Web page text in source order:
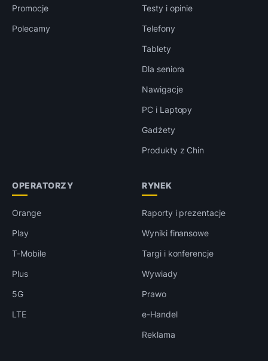
Promocje
Polecamy
Testy i opinie
Telefony
Tablety
Dla seniora
Nawigacje
PC i Laptopy
Gadżety
Produkty z Chin
OPERATORZY
Orange
Play
T-Mobile
Plus
5G
LTE
RYNEK
Raporty i prezentacje
Wyniki finansowe
Targi i konferencje
Wywiady
Prawo
e-Handel
Reklama